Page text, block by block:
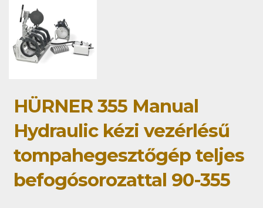
HÜRNER 355 Manual
Hydraulic kézi vezérlésű
tompahegesztőgép teljes
befogósorozattal 90-355